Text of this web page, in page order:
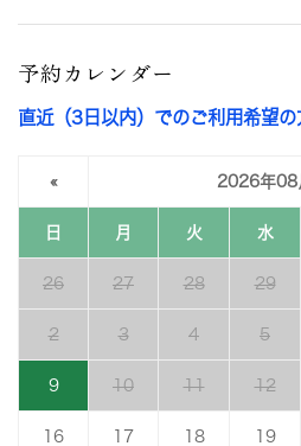
予約カレンダー
直近（3日以内）でのご利用希望の
« 2026年08
日 月 火 水
26 27 28 29
2 3 4 5
9 10 11 12
16 17 18 19